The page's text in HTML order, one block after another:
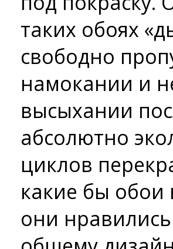
таких обоях
свободно
намокании и
высыхании
абсолютно
циклов
какие бы
они